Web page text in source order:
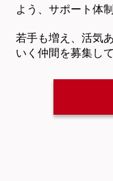
よう、サポート体
若手も増え、活気
いく仲間を募集して